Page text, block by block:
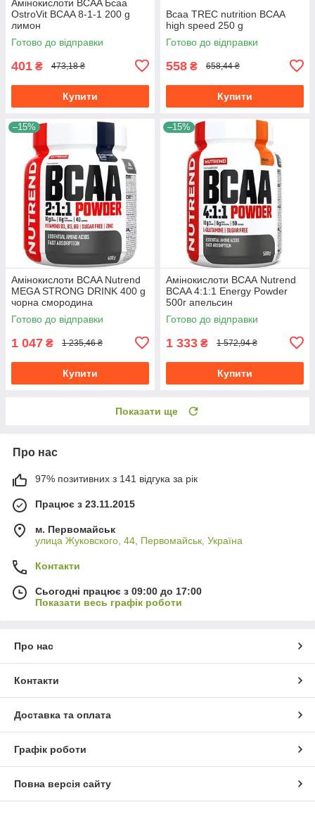
Амінокислоти BCAA Бсаа
OstroVit BCAA 8-1-1 200 g
лимон
Готово до відправки
401 ₴ 473,18 ₴
Купити
Всаа TREC nutrition BCAA
high speed 250 g
Готово до відправки
558 ₴ 658,44 ₴
Купити
–15%
Амінокислоти BCAA Nutrend
MEGA STRONG DRINK 400 g
чорна смородина
Готово до відправки
1 047 ₴ 1 235,46 ₴
Купити
–15%
Амінокислоти ВСАА Nutrend
BCAA 4:1:1 Energy Powder
500г апельсин
Готово до відправки
1 333 ₴ 1 572,94 ₴
Купити
Показати ще
Про нас
97% позитивних з 141 відгука за рік
Працює з 23.11.2015
м. Первомайськ
улица Жуковского, 44, Первомайськ, Україна
Контакти
Сьогодні працює з 09:00 до 17:00
Показати весь графік роботи
Про нас
Контакти
Доставка та оплата
Графік роботи
Повна версія сайту